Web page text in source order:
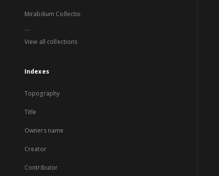
Mirabilium Collectio
...
View all collections
Indexes
Topography
Title
Owners name
Creator
Contributor